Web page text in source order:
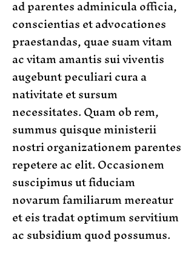
ad parentes adminicula officia,
conscientias et advocationes
praestandas, quae suam vitam
ac vitam amantis sui viventis
augebunt peculiari cura a
nativitate et sursum
necessitates. Quam ob rem,
summus quisque ministerii
nostri organizationem parentes
repetere ac elit. Occasionem
suscipimus ut fiduciam
novarum familiarum mereatur
et eis tradat optimum servitium
ac subsidium quod possumus.